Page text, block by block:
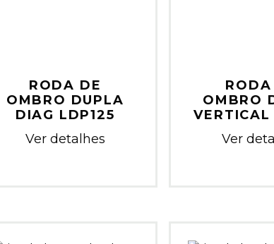
RODA DE
OMBRO DUPLA
DIAG LDP125
Ver detalhes
RODA
OMBRO
VERTICAL
Ver